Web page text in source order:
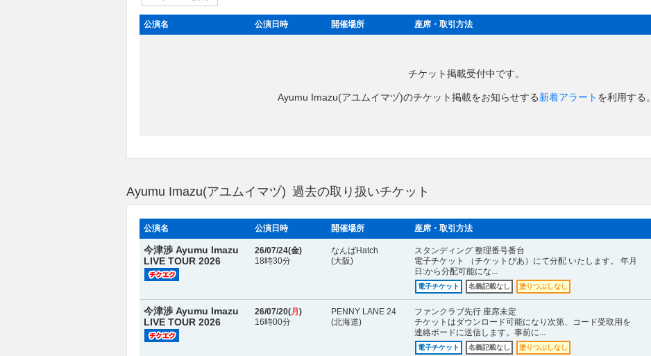
公演名 公演日時 開催場所 座席・取引方法
チケット掲載受付中です。
Ayumu Imazu(アユムイマヅ)のチケット掲載をお知らせする新着アラート を利用する。
Ayumu Imazu(アユムイマヅ) 過去の取り扱いチケット
公演名 公演日時 開催場所 座席・取引方法
今津渉 Ayumu Imazu
LIVE TOUR 2026
26/07/24(金)
18時30分
なんばHatch
(大阪)
スタンディング 整理番号番台
電子チケット （チケットぴあ）にて分配 いたします。 年月
日:から分配可能にな...
電子チケット 名義記載なし 塗りつぶしなし
今津渉 Ayumu Imazu
LIVE TOUR 2026
26/07/20(月 )
16時00分
PENNY LANE 24
(北海道)
ファンクラブ先行 座席未定
チケットはダウンロード可能になり次第、コード受取用を
連絡ボードに送信します。事前に...
電子チケット 名義記載なし 塗りつぶしなし